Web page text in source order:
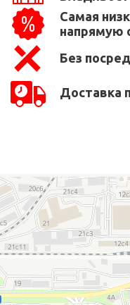
Самая
напрямую
Без
Доставка